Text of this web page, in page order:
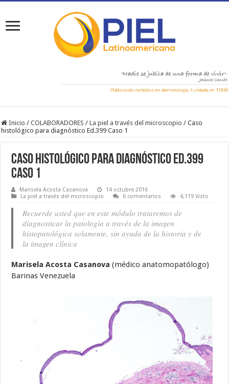
Inicio / COLABORADORES / La piel a través del microscopio / Caso
histológico para diagnóstico Ed.399 Caso 1
Caso histológico para diagnóstico Ed.399
Caso 1
Marisela Acosta Casanova
14 octubre 2016
La piel a través del microscopio
6 comentarios 4,119 Visto
Recuerde usted que en este módulo trataremos de
diagnosticar la patología a través de la imagen
histopatológica solamente, sin ayuda de la historia y de
la imagen clínica
Marisela Acosta Casanova (médico anatomopatólogo)
Barinas Venezuela